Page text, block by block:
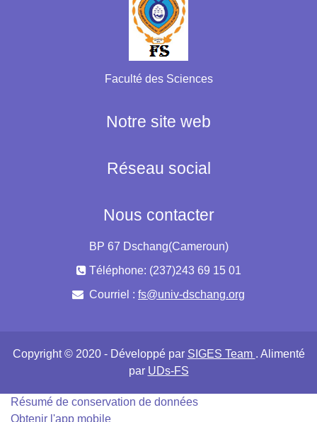
Faculté des Sciences
Notre site web
Réseau social
Nous contacter
BP 67 Dschang(Cameroun)
Téléphone: (237)243 69 15 01
Courriel : fs@univ-dschang.org
Copyright © 2020 - Développé par SIGES Team . Alimenté
par UDs-FS
Résumé de conservation de données
Obtenir l'app mobile